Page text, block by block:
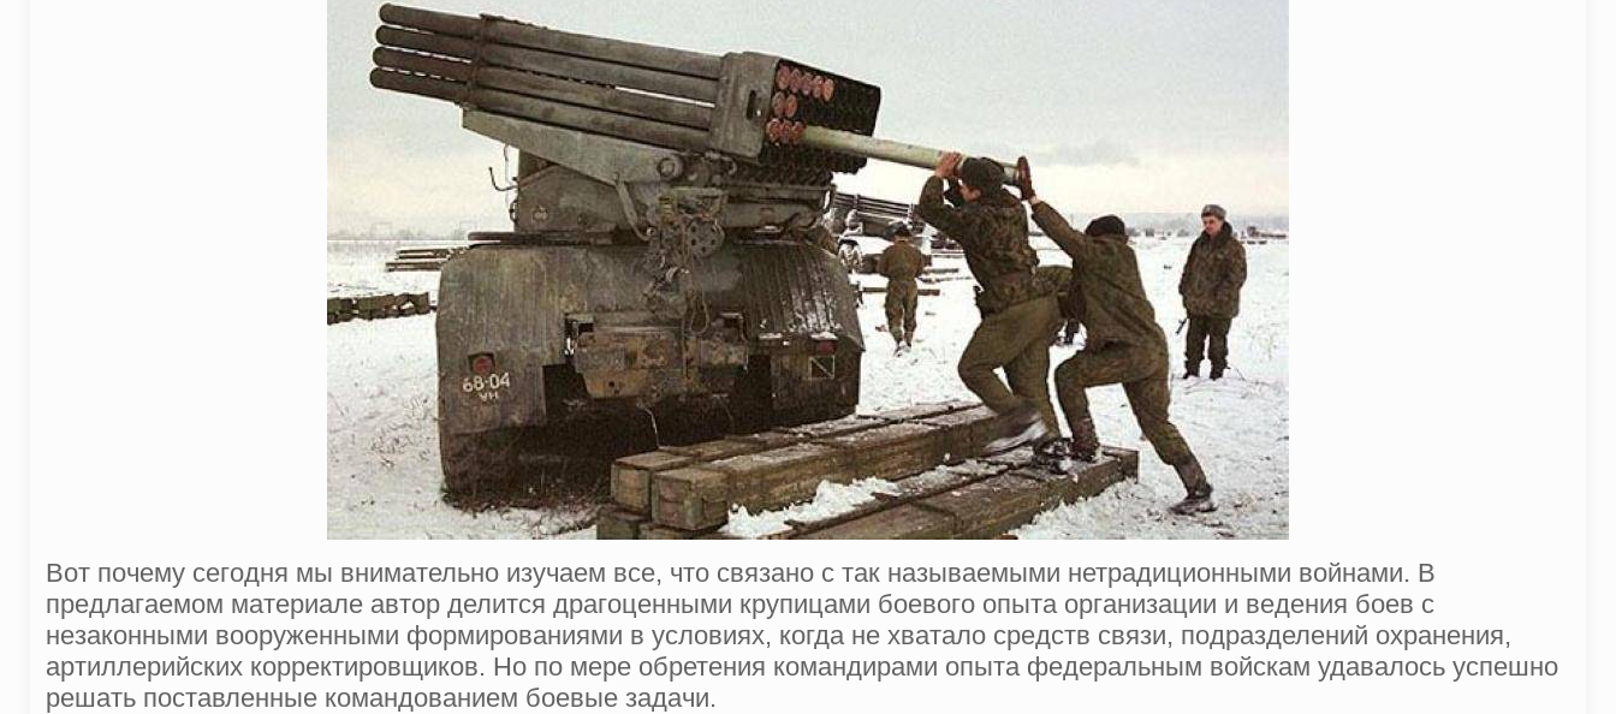
Вот почему сегодня мы внимательно изучаем все, что связано с так называемыми нетрадиционными войнами. В
предлагаемом материале автор делится драгоценными крупицами боевого опыта организации и ведения боев с
незаконными вооруженными формированиями в условиях, когда не хватало средств связи, подразделений охранения,
артиллерийских корректировщиков. Но по мере обретения командирами опыта федеральным войскам удавалось успешно
решать поставленные командованием боевые задачи.